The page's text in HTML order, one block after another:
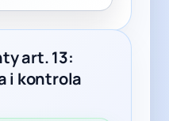
art. 13:
i kontrola